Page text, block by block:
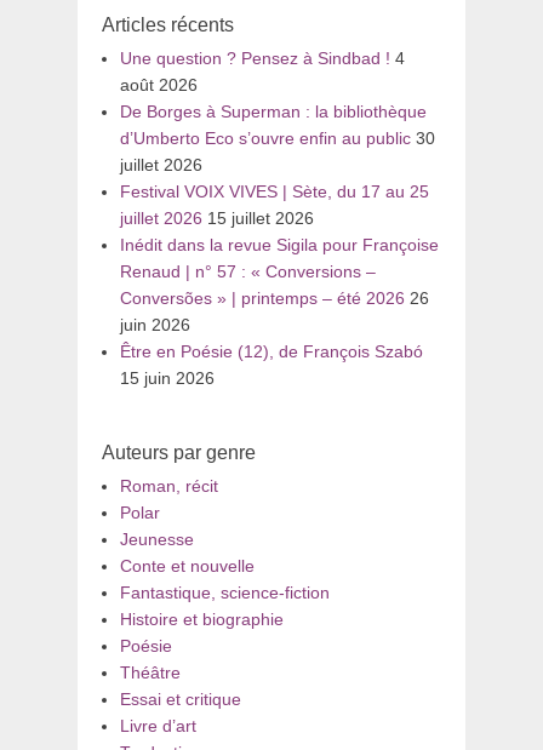
Articles récents
Une question ? Pensez à Sindbad ! 4
août 2026
De Borges à Superman : la bibliothèque
d’Umberto Eco s’ouvre enfin au public 30
juillet 2026
Festival VOIX VIVES | Sète, du 17 au 25
juillet 2026 15 juillet 2026
Inédit dans la revue Sigila pour Françoise
Renaud | n° 57 : « Conversions –
Conversões » | printemps – été 2026 26
juin 2026
Être en Poésie (12), de François Szabó
15 juin 2026
Auteurs par genre
Roman, récit
Polar
Jeunesse
Conte et nouvelle
Fantastique, science-fiction
Histoire et biographie
Poésie
Théâtre
Essai et critique
Livre d’art